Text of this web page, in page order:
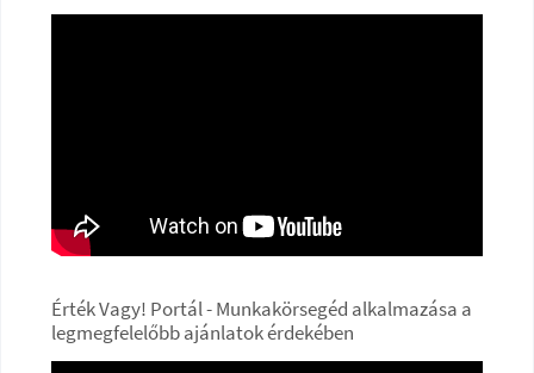
Érték Vagy! Portál - Munkakörsegéd alkalmazása a
legmegfelelőbb ajánlatok érdekében